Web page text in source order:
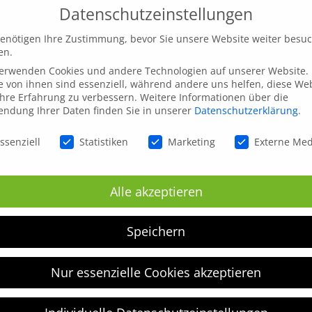
nächsten Kommentar speichern.
Datenschutzeinstellungen
Ihre Zustimmung, bevor Sie unsere Website weiter
Cookies und andere Technologien auf unserer Website.
von ihnen sind essenziell, während andere uns helfen, diese
Erfahrung zu verbessern. Weitere Informationen über die
Ihrer Daten finden Sie in unserer Datenschutzerklärung.
Statistiken Marketing Externe
Alle akzeptieren
Speichern
Nur essenzielle Cookies akzeptieren